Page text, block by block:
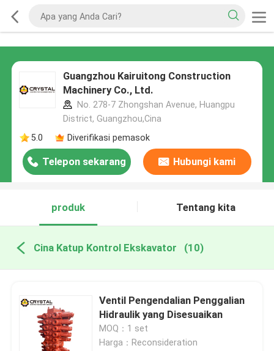
Guangzhou Kairuitong Construction
Machinery Co., Ltd.
No. 278-7 Zhongshan Avenue, Huangpu
District, Guangzhou,Cina
5.0
Diverifikasi pemasok
Telepon sekarang Hubungi kami
produk Tentang kita
Cina Katup Kontrol Ekskavator (10)
Ventil Pengendalian Penggalian
Hidraulik yang Disesuaikan
MOQ：1 set
Harga：Reconsideration